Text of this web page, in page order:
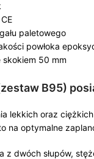
paletowego
powłoka
skokiem 50 mm
B95)
lekkich oraz
na optymalne
z dwóch słupów,